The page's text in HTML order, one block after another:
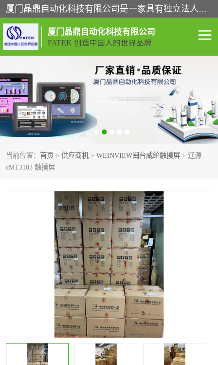
厦门晶鼎自动化科技有限公司是一家具有独立法人资格的高新技术企业；代理销售的产品有台湾威纶触摸屏，魏德米勒全系列，永宏触摸屏,威纶触摸屏,台湾威纶weinview触摸屏,台湾永宏PLC，FATEK,永宏伺服,图儿克总线，施耐德，欧姆龙，西门子，富士变频，K&N蓝系列， BUSSMANN，松下变频器，丹佛斯变频器等。
厦门晶鼎自动化科技有限公司
FATEK 创造中国人的世界品牌
当前位置： 首页 > 供应商机 > WEINVIEW闽台威纶触摸屏 > 辽源
cMT3103 触摸屏
闽台永宏PLC WEINVIEW闽台威纶触摸
正弦变频器正弦伺服 魏德米勒接线端子
ABB电流开关 魏德米勒电源
丹佛斯变频器 MOXA通讯模块
魏德米勒工具 西门子
其他
安士能开关
普洛菲斯触摸屏
魏德米勒继电器 施迈赛限位开关